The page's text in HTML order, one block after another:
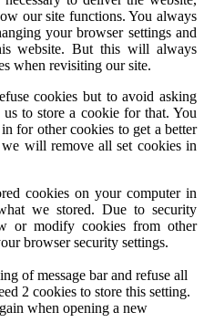
our site functions. You always
your browser settings and
website. But this will always
when revisiting our site.
cookies but to avoid asking
to store a cookie for that. You
for other cookies to get a better
will remove all set cookies in
cookies on your computer in
we stored. Due to security
or modify cookies from other
browser security settings.
of message bar and refuse all
2 cookies to store this setting.
when opening a new